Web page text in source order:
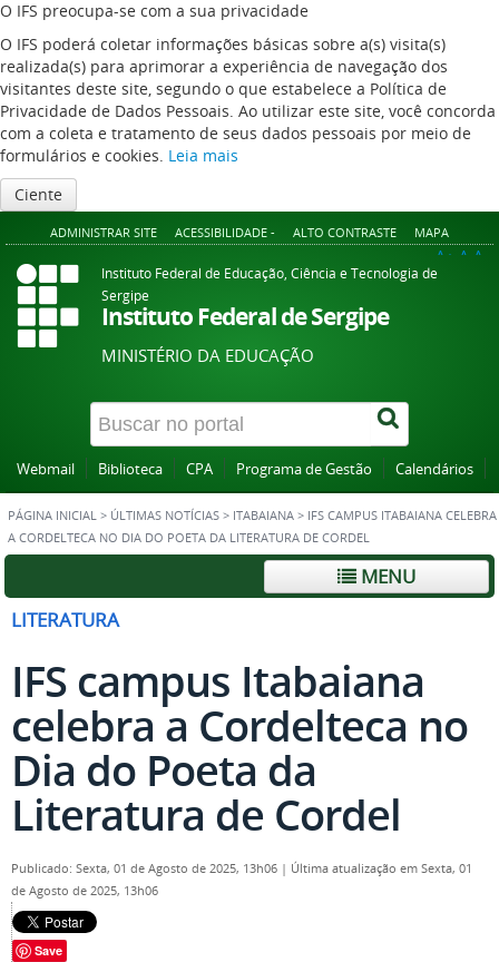
O IFS preocupa-se com a sua privacidade
O IFS poderá coletar informações básicas sobre a(s) visita(s)
realizada(s) para aprimorar a experiência de navegação dos
visitantes deste site, segundo o que estabelece a Política de
Privacidade de Dados Pessoais. Ao utilizar este site, você concorda
com a coleta e tratamento de seus dados pessoais por meio de
formulários e cookies. Leia mais
Ciente
ADMINISTRAR SITE ACESSIBILIDADE - ALTO CONTRASTE MAPA
A+ A A-
Instituto Federal de Educação, Ciência e Tecnologia de
Sergipe
Instituto Federal de Sergipe
MINISTÉRIO DA EDUCAÇÃO
Webmail Biblioteca CPA Programa de Gestão Calendários
PÁGINA INICIAL > ÚLTIMAS NOTÍCIAS > ITABAIANA > IFS CAMPUS ITABAIANA CELEBRA
A CORDELTECA NO DIA DO POETA DA LITERATURA DE CORDEL
MENU
LITERATURA
IFS campus Itabaiana
celebra a Cordelteca no
Dia do Poeta da
Literatura de Cordel
Publicado: Sexta, 01 de Agosto de 2025, 13h06 | Última atualização em Sexta, 01
de Agosto de 2025, 13h06
Save